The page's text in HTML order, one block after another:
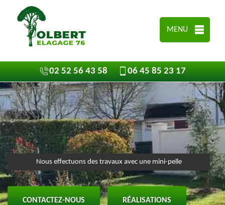
MENU
02 52 56 43 58 06 45 85 23 17
Nous effectuons des travaux avec une mini-pelle
CONTACTEZ-NOUS RÉALISATIONS